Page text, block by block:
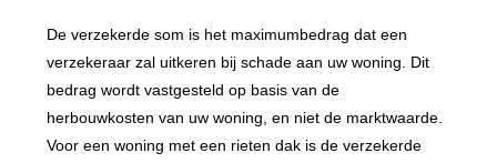
De verzekerde som is het maximumbedrag dat een
verzekeraar zal uitkeren bij schade aan uw woning. Dit
bedrag wordt vastgesteld op basis van de
herbouwkosten van uw woning, en niet de marktwaarde.
Voor een woning met een rieten dak is de verzekerde